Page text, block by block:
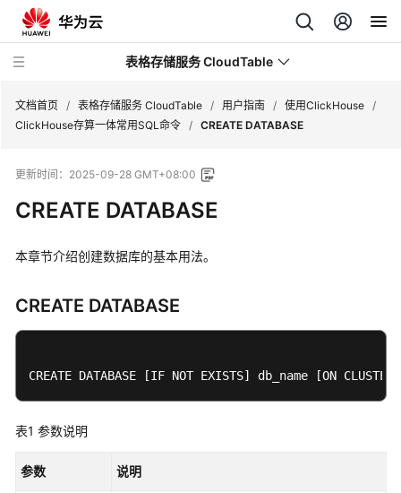
表格存储服务 CloudTable
新
动
态
服
公
品
介
绍
计
费
文档首页 / 表格存储服务 CloudTable / 用户指南 / 使用ClickHouse /
ClickHouse存算一体常用SQL命令 / CREATE DATABASE
更新时间： 2025-09-28 GMT+08:00
CREATE DATABASE
本章节介绍创建数据库的基本用法。
CREATE DATABASE
CREATE DATABASE [IF NOT EXISTS] db_name [ON
表1 参数说明
参数 说明